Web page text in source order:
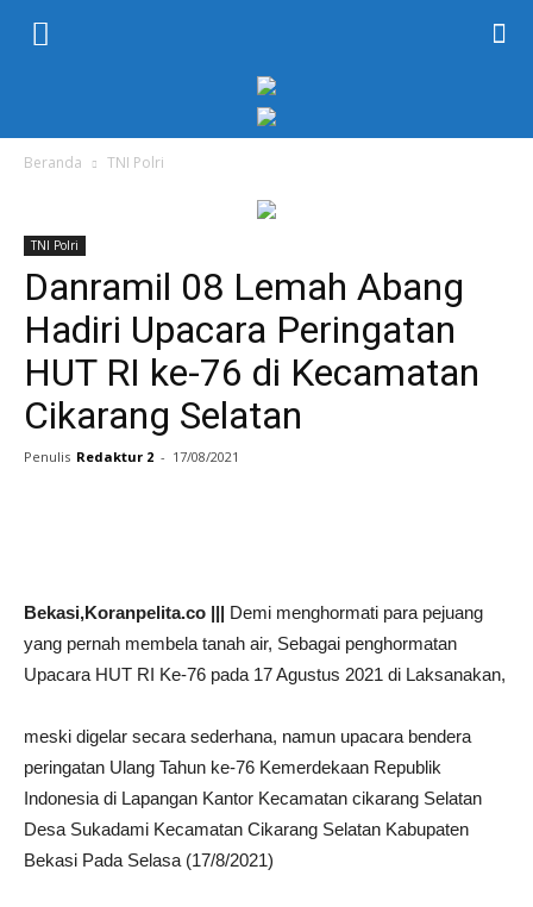
Beranda TNI Polri
TNI Polri
Danramil 08 Lemah Abang
Hadiri Upacara Peringatan
HUT RI ke-76 di Kecamatan
Cikarang Selatan
Penulis Redaktur 2 - 17/08/2021
Bekasi,Koranpelita.co ||| Demi menghormati para pejuang
yang pernah membela tanah air, Sebagai penghormatan
Upacara HUT RI Ke-76 pada 17 Agustus 2021 di Laksanakan,
meski digelar secara sederhana, namun upacara bendera
peringatan Ulang Tahun ke-76 Kemerdekaan Republik
Indonesia di Lapangan Kantor Kecamatan cikarang Selatan
Desa Sukadami Kecamatan Cikarang Selatan Kabupaten
Bekasi Pada Selasa (17/8/2021)